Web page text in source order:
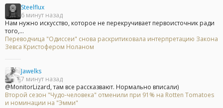
Steelflux
6 минут назад
Нам нужно искусство, которое не перекручивает первоисточник ради
того,...
Переводчица "Одиссеи" снова раскритиковала интерпретацию Закона
Зевса Кристофером Ноланом
Jawelks
7 минут назад
@MonitorLizard, там все рассказвают. Нормально вписали)
Второй сезон "Чудо-человека" отменили при 91% на Rotten Tomatoes
и номинации на "Эмми"